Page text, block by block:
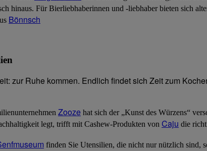
hinaus. Für Bierliebhaberinnen und -liebhaber bieten sich
Bönnsch
zur Ruhe kommen. Endlich findet sich Zeit zum
Zooze hat sich der „Kunst des Würzens“
legt, trifft mit Cashew-Produkten von Caju die
finden Sie Utensilien, die nicht nur nützlich sind,